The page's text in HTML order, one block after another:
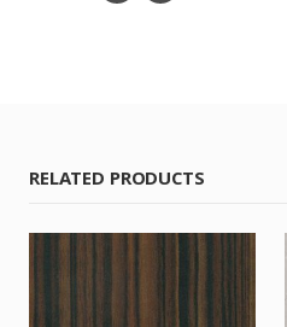
RELATED PRODUCTS